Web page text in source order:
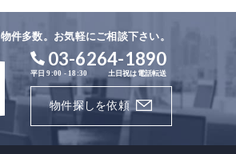
件多数。お気軽にご相談下さい。
03-6264-1890
平日 9:00 - 18:30 土日祝は電話転送
物件探しを依頼